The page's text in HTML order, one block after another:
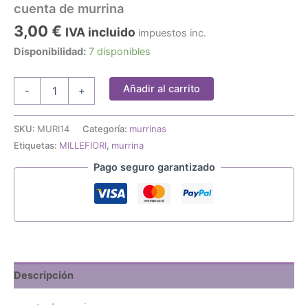
cuenta de murrina
3,00 € IVA incluido impuestos inc.
Disponibilidad: 7 disponibles
-
cantidad
+ Añadir al carrito
SKU: MURI14 Categoría: murrinas
Etiquetas: MILLEFIORI, murrina
Pago seguro garantizado
Descripción